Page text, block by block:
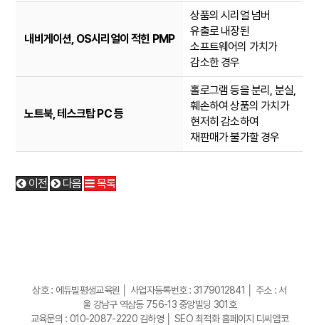
내비게이션, OS시리얼이 적힌 PMP
상품의 시리얼 넘버
유출로 내장된
소프트웨어의 가치가
감소한 경우
노트북, 테스크탑 PC 등
홀로그램 등을 분리, 분실,
훼손하여 상품의 가치가
현저히 감소하여
재판매가 불가할 경우
이전 다음 목록
상호 : 에듀빌평생교육원 │ 사업자등록번호 : 3179012841 │ 주소 : 서
울 강남구 역삼동 756-13 중앙빌딩 301호
교육문의 : 010-2087-2220 김하영 │ SEO 최적화 홈페이지 디씨엠코